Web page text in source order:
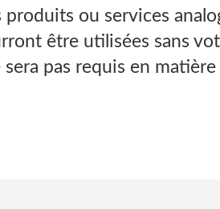
ou services
être utilisées sans
pas requis en